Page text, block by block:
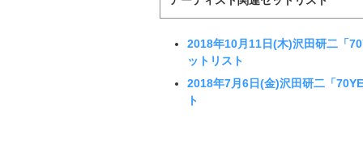
2018年10月11日(木)沢田研二「
ットリスト
2018年7月6日(金)沢田研二「
ト